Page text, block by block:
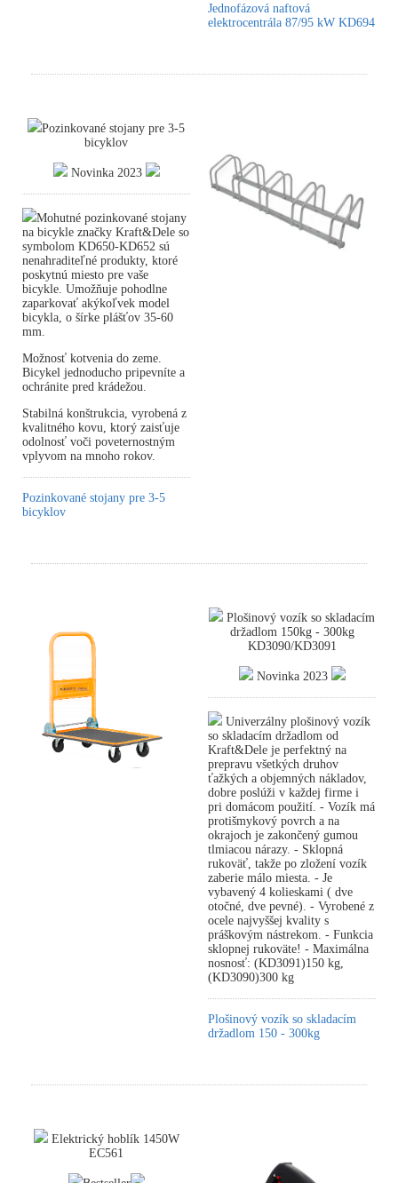
Jednofázová naftová
elektrocentrála 87/95 kW KD694
Pozinkované stojany pre 3-5
bicyklov
Novinka 2023
Mohutné pozinkované stojany
na bicykle značky Kraft&Dele so
symbolom KD650-KD652 sú
nenahraditeľné produkty, ktoré
poskytnú miesto pre vaše
bicykle. Umožňuje pohodlne
zaparkovať akýkoľvek model
bicykla, o šírke plášťov 35-60
mm.
Možnosť kotvenia do zeme.
Bicykel jednoducho pripevníte a
ochránite pred krádežou.
Stabilná konštrukcia, vyrobená z
kvalitného kovu, ktorý zaisťuje
odolnosť voči poveternostným
vplyvom na mnoho rokov.
Pozinkované stojany pre 3-5
bicyklov
Plošinový vozík so skladacím
držadlom 150kg - 300kg
KD3090/KD3091
Novinka 2023
Univerzálny plošinový vozík
so skladacím držadlom od
Kraft&Dele je perfektný na
prepravu všetkých druhov
ťažkých a objemných nákladov,
dobre poslúži v každej firme i
pri domácom použití. - Vozík má
protišmykový povrch a na
okrajoch je zakončený gumou
tlmiacou nárazy. - Sklopná
rukoväť, takže po zložení vozík
zaberie málo miesta. - Je
vybavený 4 kolieskami ( dve
otočné, dve pevné). - Vyrobené z
ocele najvyššej kvality s
práškovým nástrekom. - Funkcia
sklopnej rukoväte! - Maximálna
nosnosť: (KD3091)150 kg,
(KD3090)300 kg
Plošinový vozík so skladacím
držadlom 150 - 300kg
Elektrický hoblík 1450W
EC561